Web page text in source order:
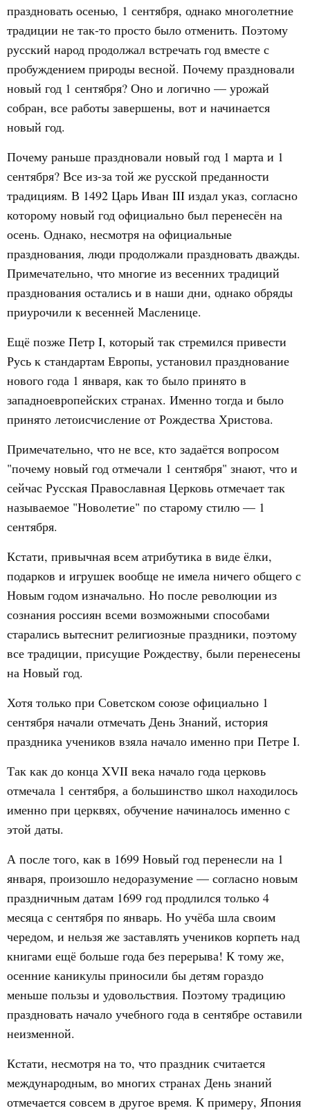
праздновать осенью, 1 сентября, однако многолетние
традиции не так-то просто было отменить. Поэтому
русский народ продолжал встречать год вместе с
пробуждением природы весной. Почему праздновали
новый год 1 сентября? Оно и логично — урожай
собран, все работы завершены, вот и начинается
новый год.
Почему раньше праздновали новый год 1 марта и 1
сентября? Все из-за той же русской преданности
традициям. В 1492 Царь Иван III издал указ, согласно
которому новый год официально был перенесён на
осень. Однако, несмотря на официальные
празднования, люди продолжали праздновать дважды.
Примечательно, что многие из весенних традиций
празднования остались и в наши дни, однако обряды
приурочили к весенней Масленице.
Ещё позже Петр I, который так стремился привести
Русь к стандартам Европы, установил празднование
нового года 1 января, как то было принято в
западноевропейских странах. Именно тогда и было
принято летоисчисление от Рождества Христова.
Примечательно, что не все, кто задаётся вопросом
"почему новый год отмечали 1 сентября" знают, что и
сейчас Русская Православная Церковь отмечает так
называемое "Новолетие" по старому стилю — 1
сентября.
Кстати, привычная всем атрибутика в виде ёлки,
подарков и игрушек вообще не имела ничего общего с
Новым годом изначально. Но после революции из
сознания россиян всеми возможными способами
старались вытеснит религиозные праздники, поэтому
все традиции, присущие Рождеству, были перенесены
на Новый год.
Хотя только при Советском союзе официально 1
сентября начали отмечать День Знаний, история
праздника учеников взяла начало именно при Петре I.
Так как до конца XVII века начало года церковь
отмечала 1 сентября, а большинство школ находилось
именно при церквях, обучение начиналось именно с
этой даты.
А после того, как в 1699 Новый год перенесли на 1
января, произошло недоразумение — согласно новым
праздничным датам 1699 год продлился только 4
месяца с сентября по январь. Но учёба шла своим
чередом, и нельзя же заставлять учеников корпеть над
книгами ещё больше года без перерыва! К тому же,
осенние каникулы приносили бы детям гораздо
меньше пользы и удовольствия. Поэтому традицию
праздновать начало учебного года в сентябре оставили
неизменной.
Кстати, несмотря на то, что праздник считается
международным, во многих странах День знаний
отмечается совсем в другое время. К примеру, Япония